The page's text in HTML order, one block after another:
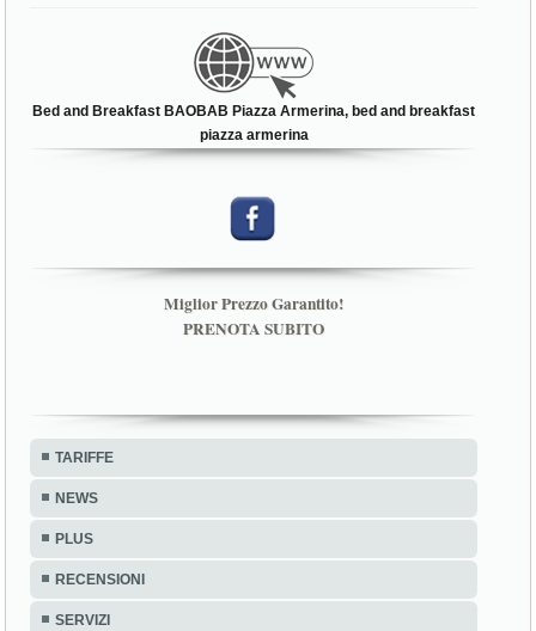
Bed and Breakfast BAOBAB Piazza Armerina, bed and breakfast
piazza armerina
Miglior Prezzo Garantito!
PRENOTA SUBITO
TARIFFE
NEWS
PLUS
RECENSIONI
SERVIZI